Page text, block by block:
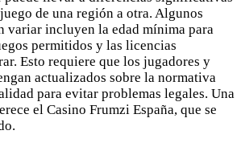
de una región a otra. Algunos
variar incluyen la edad mínima para
permitidos y las licencias
Esto requiere que los jugadores y
actualizados sobre la normativa
para evitar problemas legales. Una
el Casino Frumzi España, que se